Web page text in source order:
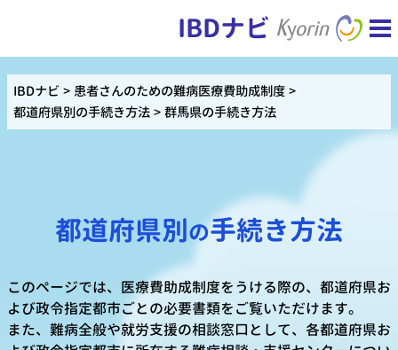
IBDナビ
IBDナビ
患者さんのための難病医療費助成制度
都道府県別の手続き方法
群馬県の手続き方法
都道府県別の手続き方法
このページでは、医療費助成制度をうける際の、都道府県お
よび政令指定都市ごとの必要書類をご覧いただけます。
また、難病全般や就労支援の相談窓口として、各都道府県お